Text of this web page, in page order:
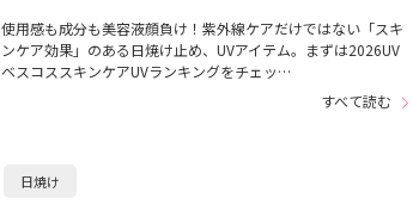
使用感も成分も美容液顔負け！紫外線ケアだけではない「スキ
ンケア効果」のある日焼け止め、UVアイテム。まずは2026UV
ベスコススキンケアUVランキングをチェッ…
すべて読む
日焼け